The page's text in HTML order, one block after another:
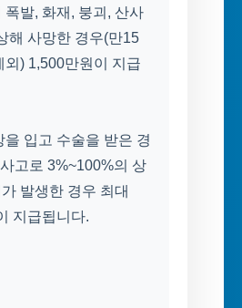
폭발, 화재, 붕괴, 산사
해 사망한 경우(만15
외) 1,500만원이 지급
을 입고 수술을 받은 경
고로 3%~100%의 상
발생한 경우 최대